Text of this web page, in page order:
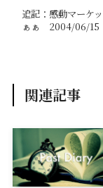
追記：感動マーケ
ぁぁ 2004/06/15
関連記事